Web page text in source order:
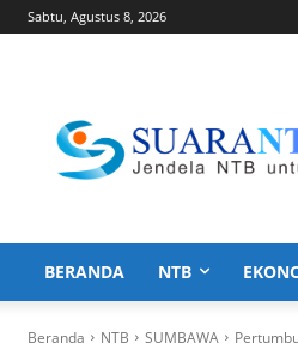
Sabtu, Agustus 8, 2026
BERANDA NTB
Beranda NTB SUMBAWA